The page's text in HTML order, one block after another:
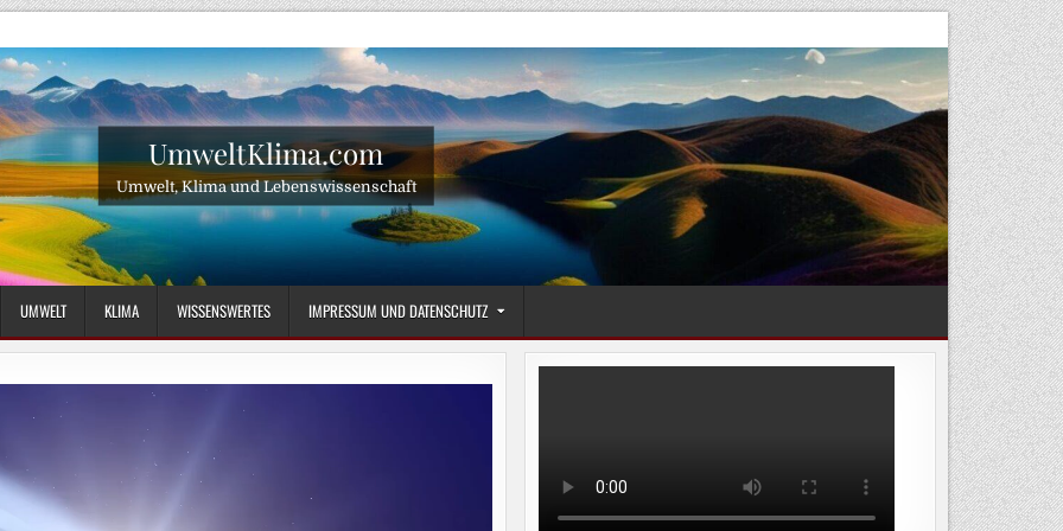
UmweltKlima.com
Umwelt, Klima und Lebenswissenschaft
UMWELT KLIMA WISSENSWERTES IMPRESSUM UND DATENSCHUTZ